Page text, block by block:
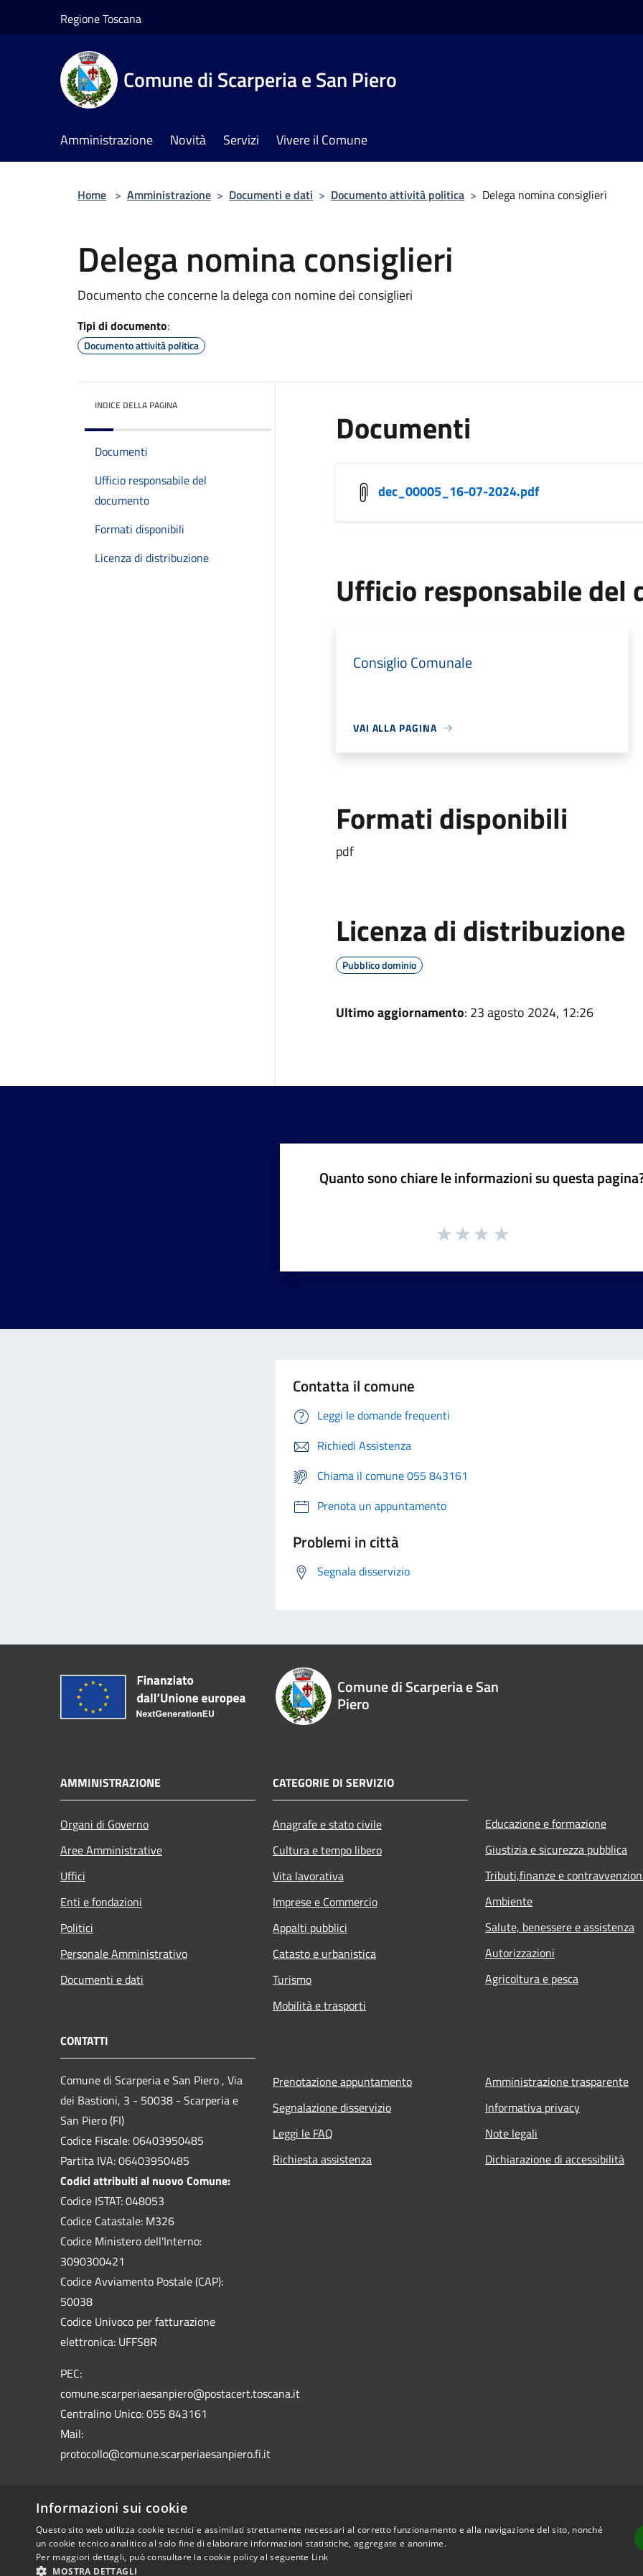
Regione Toscana
Comune di Scarperia e San Piero
Amministrazione Novità Servizi Vivere il Comune
Home > Amministrazione > Documenti e dati > Documento attività politica > Delega nomina consiglieri
Delega nomina consiglieri
Documento che concerne la delega con nomine dei consiglieri
Tipi di documento:
Documento attività politica
INDICE DELLA PAGINA
Documenti
Ufficio responsabile del
documento
Formati disponibili
Licenza di distribuzione
Documenti
dec_00005_16-07-2024.pdf
Ufficio responsabile del
Consiglio Comunale
VAI ALLA PAGINA
Formati disponibili
pdf
Licenza di distribuzione
Pubblico dominio
Ultimo aggiornamento: 23 agosto 2024, 12:26
Quanto sono chiare le informazioni su questa
Contatta il comune
Leggi le domande frequenti
Richiedi Assistenza
Chiama il comune 055 843161
Prenota un appuntamento
Problemi in città
Segnala disservizio
Comune di Scarperia e San
Piero
AMMINISTRAZIONE
Organi di Governo
Aree Amministrative
Uffici
Enti e fondazioni
Politici
Personale Amministrativo
Documenti e dati
CATEGORIE DI SERVIZIO
Anagrafe e stato civile
Cultura e tempo libero
Vita lavorativa
Imprese e Commercio
Appalti pubblici
Catasto e urbanistica
Turismo
Mobilità e trasporti
Educazione e formazione
Giustizia e sicurezza pubblica
Tributi,finanze e
Ambiente
Salute, benessere e assistenza
Autorizzazioni
Agricoltura e pesca
CONTATTI
Comune di Scarperia e San Piero , Via
dei Bastioni, 3 - 50038 - Scarperia e
San Piero (FI)
Codice Fiscale: 06403950485
Partita IVA: 06403950485
Codici attribuiti al nuovo Comune:
Codice ISTAT: 048053
Codice Catastale: M326
Codice Ministero dell'Interno:
3090300421
Codice Avviamento Postale (CAP):
50038
Codice Univoco per fatturazione
elettronica: UFFS8R
PEC:
comune.scarperiaesanpiero@postacert.toscana.it
Centralino Unico: 055 843161
Mail:
protocollo@comune.scarperiaesanpiero.fi.it
Prenotazione appuntamento
Segnalazione disservizio
Leggi le FAQ
Richiesta assistenza
Amministrazione trasparente
Informativa privacy
Note legali
Dichiarazione di accessibilità
RSS Accessibilità Privacy Cookie Mappa del sito Copyright © 2026 • Comune di
Informazioni sui cookie
Questo sito web utilizza cookie tecnici e assimilati strettamente necessari al corretto funzionamento e alla navigazione del sito, nonché
un cookie tecnico analitico al solo fine di elaborare informazioni statistiche, aggregate e anonime.
Per maggiori dettagli, può consultare la cookie policy al seguente Link
MOSTRA DETTAGLI